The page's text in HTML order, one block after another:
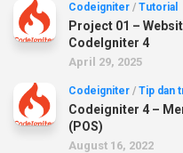
Codeigniter / Tutorial
Project 01 –
CodeIgniter 4
April 29, 2025
Codeigniter / Tip dan
Codeigniter 4 –
(POS)
August 16, 2022